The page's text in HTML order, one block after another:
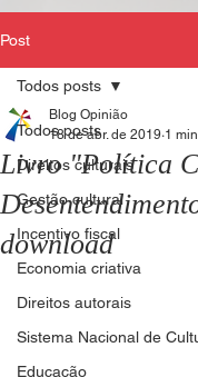
Post
Todos posts
Direitos culturais
Gestão cultural
Incentivo fiscal
Economia criativa
Direitos autorais
Sistema Nacional de
Educação
Todos posts
Livro "Política
download
Blog Opinião
18 de abr. de 2019 1